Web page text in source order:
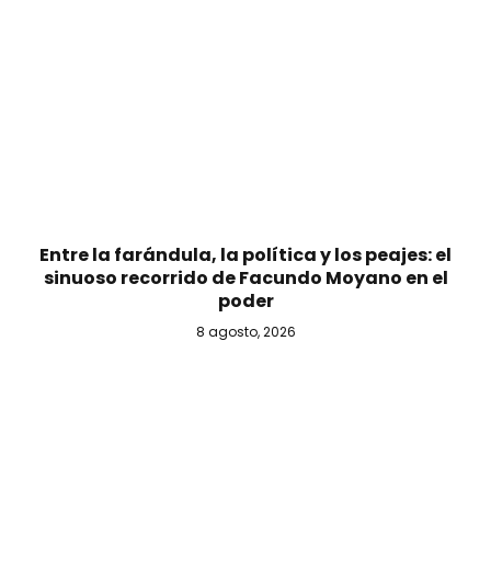
Entre la farándula, la política y los peajes: el
sinuoso recorrido de Facundo Moyano en el
poder
8 agosto, 2026